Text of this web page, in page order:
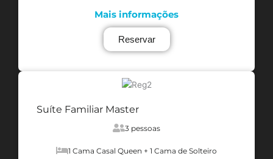
Mais informações
Reservar
Suíte Familiar Master
3 pessoas
1 Cama Casal Queen + 1 Cama de Solteiro